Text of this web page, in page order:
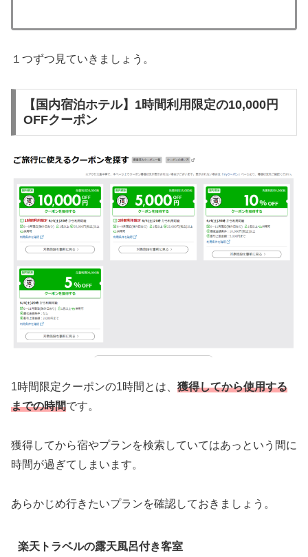
１つずつ見ていきましょう。
【国内宿泊ホテル】1時間利用限定の10,000円
OFFクーポン
1時間限定クーポンの1時間とは、 獲得してから使用する
までの時間です。
獲得してから宿やプランを検索していてはあっという間に
時間が過ぎてしまいます。
あらかじめ行きたいプランを確認しておきましょう。
楽天トラベルの露天風呂付き客室